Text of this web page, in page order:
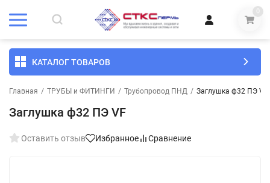
0
КАТАЛОГ ТОВАРОВ
Главная / ТРУБЫ и ФИТИНГИ / Трубопровод ПНД / Заглушка ф32 ПЭ VF
Заглушка ф32 ПЭ VF
Оставить отзыв Избранное Сравнение